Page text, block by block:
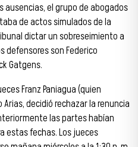
el grupo de abogados
de actos simulados de la
dictar un sobreseimiento a
defensores son Federico
Gatgens.
Franz Paniagua (quien
Arias, decidió rechazar la renuncia
las partes habían
estas fechas. Los jueces